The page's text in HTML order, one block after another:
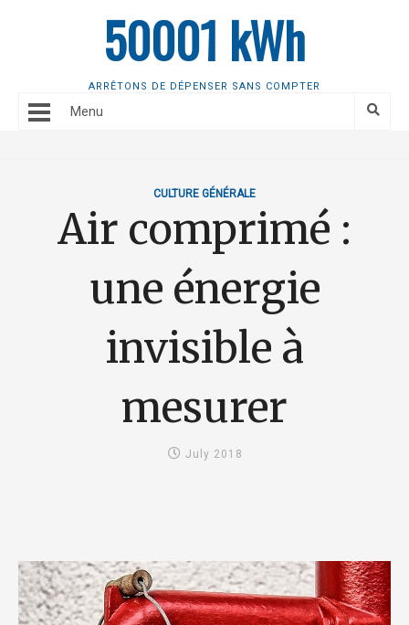
50001 kWh
ARRÊTONS DE DÉPENSER SANS COMPTER
Menu
CULTURE GÉNÉRALE
Air comprimé :
une énergie
invisible à
mesurer
July 2018